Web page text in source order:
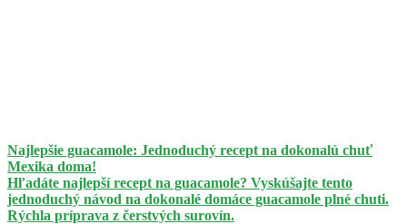
Najlepšie guacamole: Jednoduchý recept na dokonalú chuť
Mexika doma!
Hľadáte najlepší recept na guacamole? Vyskúšajte tento
jednoduchý návod na dokonalé domáce guacamole plné chuti.
Rýchla príprava z čerstvých surovín.